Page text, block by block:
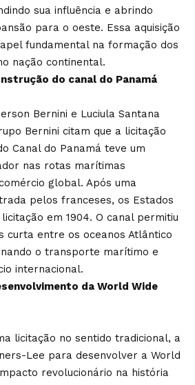
sua influência e abrindo
para o oeste. Essa aquisição
fundamental na formação dos
nação continental.
do canal do Panamá
Bernini e Luciula Santana
Bernini citam que a licitação
Canal do Panamá teve um
nas rotas marítimas
global. Após uma
pelos franceses, os Estados
em 1904. O canal permitiu
curta entre os oceanos Atlântico
o transporte marítimo e
internacional.
da World Wide
licitação no sentido tradicional, a
Lee para desenvolver a World
revolucionário na história